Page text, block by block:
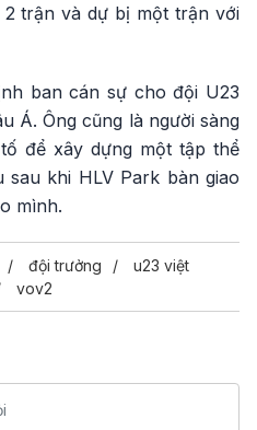
trận và dự bị một trận với
ban cán sự cho đội U23
Á. Ông cũng là người sàng
để xây dựng một tập thể
khi HLV Park bàn giao
mình.
đội trưởng
u23 việt
vov2